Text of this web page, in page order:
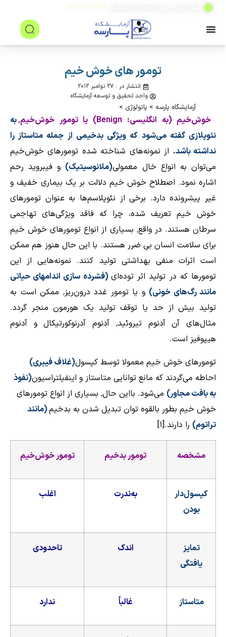
تومور های خوش خیم
انتشار در : ۲۷ نوامبر ۲۰۱۲
واحد تحقیق و توسعه آزمایشگاه
آزمایشگاه پارسه > پاتولوژی >
خوش‌خیم (به انگلیسی:
Benign) یا تومور خوش‌خیم٬ به
نئوپلازی گفته می‌شود که ویژگیبدخیمی از جمله متاستازرا
نداشته باشد. از نمونه‌های شناخته شده تومورهای خوش‌خیم
می‌توان به انواع خال معمولی(ملانوسیتیک) و فیبروید رحم
اشاره نمود. اصطلاح خوش خیم دلالت بر یک بیماری خفیف و
غیر پیشرونده دارد. برخی از نئوپلاسم‌ها به عنوان تومورهای
خوش خیم تعریف شده، چرا که فاقد ویژگی‌های تهاجمی
سرطان هستند. در واقع٬ بسیاری از انواع تومورهای خوش خیم
برای سلامت انسان بی ضرر هستند. با این حال هنوز هم ممکن
است اثرات منفی بهداشتی تولید کنند. نمونه‌هایی از این
تومورها که در تولید اثر توده‌ای (فشرده سازی اندامهای حیاتی
مانند رگ‌های خونی)
و یا تومور غدد درون‌ریز٬ ممکن است به
تولید بیش از حد یا توقف تولید یک هورمون منجر گردد.
مثال‌های آن آدنوم تیروئید٬ آدنوم آدرنوکورتیکال و آدنوم
هیپوفیز است.
تومورهای خوش خیم معمولا توسط کپسول(غلاف فیبری)
احاطه می‌گردند که مانع توانایی متاستاز و اینفیلتراسیون(نفوذ
به بافت مجاور)
می‌شود. بااین حال٬ بسیاری از انواع تومورهای
خوش خیم بطور بالقوه توان تبدیل شدن به بدخیم(مانند
تراتوم) را دارند.[۱]
مشخصه تومور بدخیم تومور خوش‌خیم
کپسول‌دار
بودن
به‌ندرت اغلب
تمایز
یافتگی
اندک تاحدودی
متاستاز غالباً ندارد